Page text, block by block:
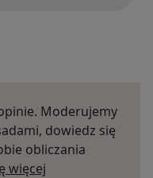
Moderujemy
dowiedz się
obliczania
więcej